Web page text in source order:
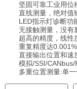
坚固可靠工业用位
直线测量，绝对值
LED指示灯诊断功
无接触测量，没有
超高的精度，线性
重复精度达0.001%
直接输出位置和速
模拟/SSI/CANbus/
多重位置测量:单一